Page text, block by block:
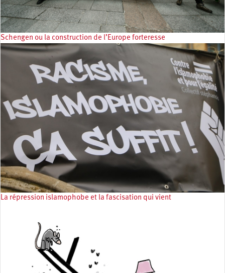
Schengen ou la construction de l’Europe forteresse
La répression islamophobe et la fascisation qui vient